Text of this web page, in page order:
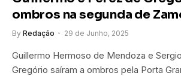
ombros na segunda de
By Redação 29 de Junho, 2025
Guillermo Hermoso de Mendoza e
Gregório saíram a ombros pela Porta